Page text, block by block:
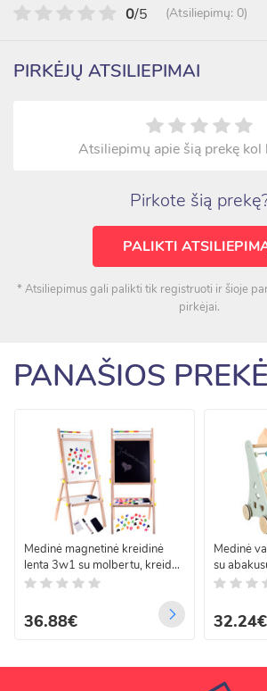
0/5 (Atsiliepimų: 0)
PIRKĖJŲ ATSILIEPIMAI
Atsiliepimų apie šią prekę kol
Pirkote šią
PALIKTI
* Atsiliepimus gali palikti tik registruoti ir šioje
pirkėjai.
PANAŠIOS
Medinė magnetinė kreidinė
lenta 3w1 su molbertu, kreida
ir flomasteriais TA0096
36.88€
Medinė
su
32.24€